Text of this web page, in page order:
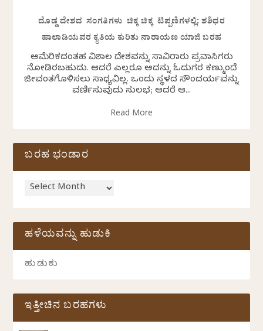
ದೊಡ್ಡ ದೇಶದ ಸಂಗತಿಗಳು ಚಿಕ್ಕ ಚಿಕ್ಕ ಟಿಪ್ಪಣಿಗಳಲ್ಲಿ: ಶಶಿಧರ
ಹಾಲಾಡಿಯವರ ಕೃತಿಯ ಕುರಿತು ನಾರಾಯಣ ಯಾಜಿ ಬರಹ
ಅಮೆರಿಕದಂತಹ ವಿಶಾಲ ದೇಶವನ್ನು ಸಾವಿರಾರು ಪ್ರವಾಸಿಗರು
ನೋಡಿರಬಹುದು. ಆದರೆ ಎಲ್ಲರೂ ಅದನ್ನು ಓದುಗರ ಕಣ್ಮುಂದೆ
ಜೀವಂತಗೊಳಿಸಲು ಸಾಧ್ಯವಿಲ್ಲ. ಒಂದು ಸ್ಥಳದ ಸೌಂದರ್ಯವನ್ನು
ವರ್ಣಿಸುವುದು ಸುಲಭ; ಆದರೆ ಆ...
Read More
ಬರಹ ಭಂಡಾರ
ಹಳೆಯವನ್ನು ಹುಡುಕಿ
ಇತ್ತೀಚಿನ ಬರಹಗಳು